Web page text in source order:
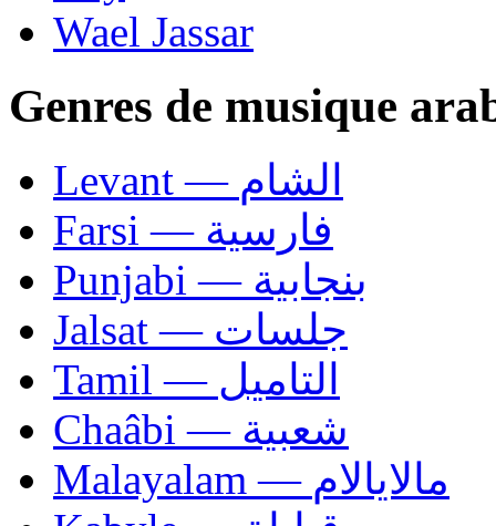
Wael Jassar
Genres de musique
Levant — الشام
Farsi — فارسية
Punjabi — بنجابية
Jalsat — جلسات
Tamil — التاميل
Chaâbi — شعبية
Malayalam — مالايالام